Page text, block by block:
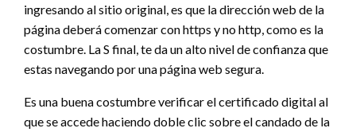
ingresando al sitio original, es que la dirección web de la
página deberá comenzar con https y no http, como es la
costumbre. La S final, te da un alto nivel de confianza que
estas navegando por una página web segura.
Es una buena costumbre verificar el certificado digital al
que se accede haciendo doble clic sobre el candado de la